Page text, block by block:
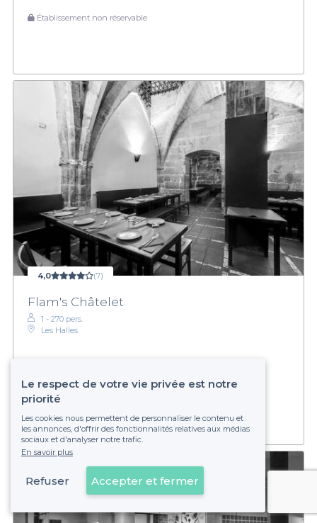
Établissement non réservable
4,0 (7)
Flam's Châtelet
1 - 270 pers.
Les Halles
Établissement non réservable
Voir sur la carte
Le respect de votre vie privée est notre
priorité
Les cookies nous permettent de personnaliser le contenu et
les annonces, d'offrir des fonctionnalités relatives aux médias
sociaux et d'analyser notre trafic.
En savoir plus
Refuser Accepter et fermer